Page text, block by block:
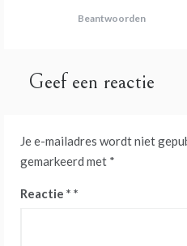
Beantwoorden
Geef een reactie
Je e-mailadres wordt niet
gemarkeerd met *
Reactie *